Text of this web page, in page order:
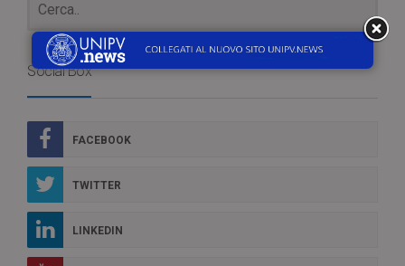
Social Box
FACEBOOK
TWITTER
LINKEDIN